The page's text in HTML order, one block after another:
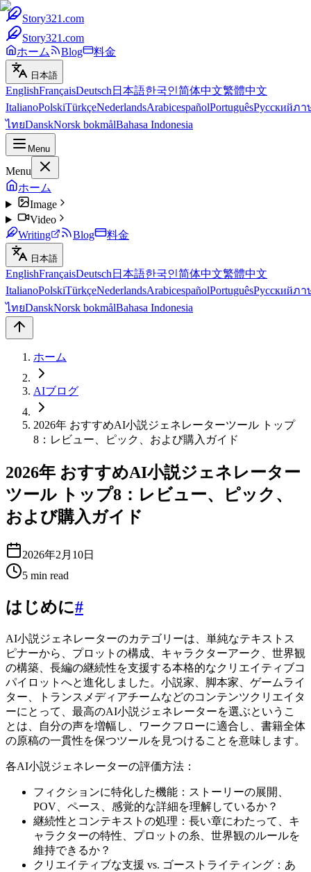
Story321.com
Story321.com
ホーム
Blog 料金
日本語
EnglishFrançaisDeutsch 日本語한국인简体中文繁體中文
ItalianoPolskiTürkçeNederlandsArabicespañolPortuguêsРусскийภา
ไทยDanskNorsk bokmålBahasa Indonesia
Menu
Menu
ホーム
Image
Video
Writing
Blog 料金
日本語
EnglishFrançaisDeutsch 日本語한국인简体中文繁體中文
ItalianoPolskiTürkçeNederlandsArabicespañolPortuguêsРусскийภา
ไทยDanskNorsk bokmålBahasa Indonesia
ホーム
AIブログ
2026年 おすすめAI小説ジェネレーターツール トップ
8：レビュー、ピック、および購入ガイド
2026年 おすすめAI小説ジェネレーター
ツール トップ8：レビュー、ピック、
および購入ガイド
2026年2月10日
5 min read
はじめに#
AI小説ジェネレーターのカテゴリーは、単純なテキストス
ピナーから、プロットの構成、キャラクターアーク、世界観
の構築、長編の継続性を支援する本格的なクリエイティブコ
パイロットへと進化しました。小説家、脚本家、ゲームライ
ター、トランスメディアチームなどのコンテンツクリエイタ
ーにとって、最高のAI小説ジェネレーターを選ぶというこ
とは、自分の声を増幅し、ワークフローに適合し、書籍全体
の原稿の一貫性を保つツールを見つけることを意味します。
各AI小説ジェネレーターの評価方法：
フィクションに特化した機能：ストーリーの展開、
POV、ペース、感覚的な詳細を理解しているか？
継続性とコンテキストの処理：長い章にわたって、キ
ャラクターの特性、プロットの糸、世界観のルールを
維持できるか？
クリエイティブな支援 vs. ゴーストライティング：あ